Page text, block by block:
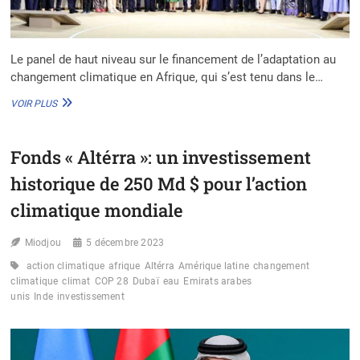
Le panel de haut niveau sur le financement de l’adaptation au
changement climatique en Afrique, qui s’est tenu dans le…
VOIR PLUSCOP
PLATEFORME
LEADERSHIP
AFRICAINE
POUR
DE
CLIMATIQUE
Fonds « Altérra »: un investissement
historique de 250 Md $ pour l’action
climatique mondiale
Miodjou 5 décembre 2023
action climatique afrique Altérra Amérique latine changement
climatique climat COP 28 Dubaï eau Emirats arabes
unis Inde investissement